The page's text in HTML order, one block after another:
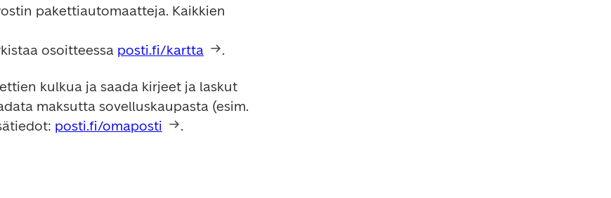
pakettiautomaatteja. Kaikkien
osoitteessa posti.fi/kartta .
kulkua ja saada kirjeet ja laskut
maksutta sovelluskaupasta (esim.
posti.fi/omaposti .